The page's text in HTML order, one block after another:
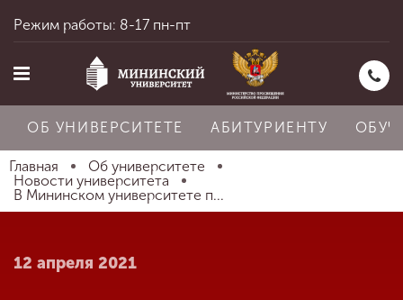
Главная
Режим работы: 8-17 пн-пт
ОБ УНИВЕРСИТЕТЕ АБИТУРИЕНТУ
Главная
Об университете
Новости университета
В Мининском университете п...
12 апреля 2021